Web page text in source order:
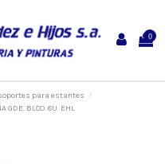
0
para estantes
GDE. BLCO. 8U. EHL